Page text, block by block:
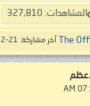
المشاهدات: 327,810
The آخر مشاركة: 21-12-2025,